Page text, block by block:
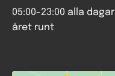
05:00-23:00 alla dagar
året runt